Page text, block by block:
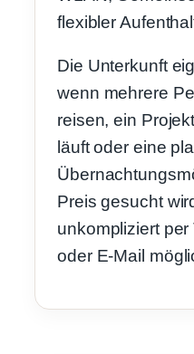
flexibler
Die Unterkunft
wenn mehrere
reisen, ein
läuft oder eine
Preis gesucht
unkompliziert
oder E-Mail